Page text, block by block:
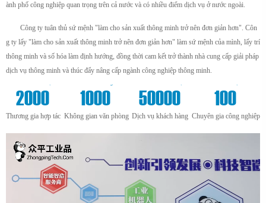
ành phố công nghiệp quan trọng trên cả nước và có nhiều điểm dịch vụ ở nước ngoài.
Công ty tuân thủ sứ mệnh "làm cho sản xuất thông minh trở nên đơn giản hơn". Côn
g ty lấy "làm cho sản xuất thông minh trở nên đơn giản hơn" làm sứ mệnh của mình, lấy trí
thông minh và số hóa làm định hướng, đồng thời cam kết trở thành nhà cung cấp giải pháp
dịch vụ thông minh và thúc đẩy nâng cấp ngành công nghiệp thông minh.
2000
+
Thương gia hợp tác
1000
m²
Không gian văn phòng
50000
+
Dịch vụ khách hàng
100
+
Chuyên gia công nghiệp